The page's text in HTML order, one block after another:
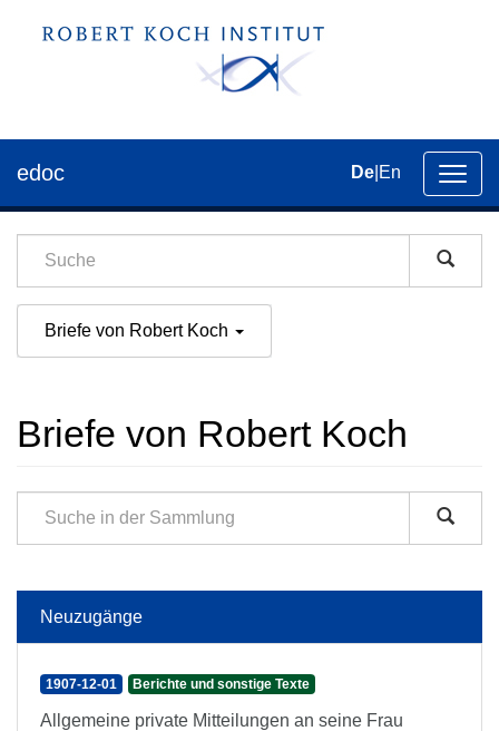
der
edoc De En
Briefe von Robert Koch
Briefe von Robert Koch
Neuzugänge
1907-12-01 Berichte und sonstige Texte
Allgemeine private Mitteilungen an seine Frau